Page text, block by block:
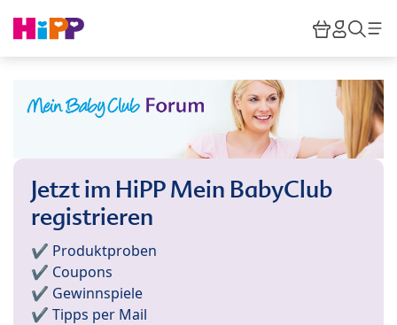
HiPP
Jetzt im HiPP Mein BabyClub
registrieren
✔️ Produktproben
✔️ Coupons
✔️ Gewinnspiele
✔️ Tipps per Mail